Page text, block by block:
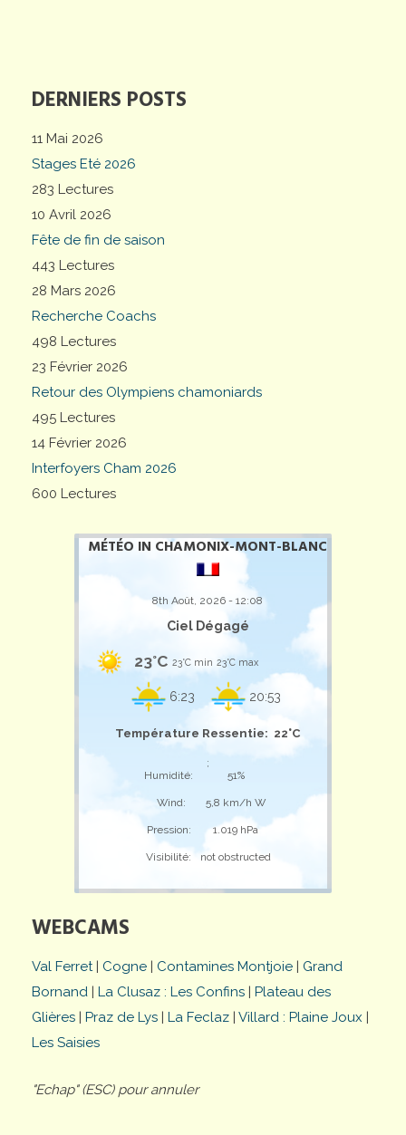
DERNIERS POSTS
11 Mai 2026
Stages Eté 2026
283 Lectures
10 Avril 2026
Fête de fin de saison
443 Lectures
28 Mars 2026
Recherche Coachs
498 Lectures
23 Février 2026
Retour des Olympiens chamoniards
495 Lectures
14 Février 2026
Interfoyers Cham 2026
600 Lectures
MÉTÉO IN CHAMONIX-MONT-BLANC
8th Août, 2026 - 12:08
Ciel Dégagé
23°C 23°C min 23°C max
6:23 20:53
Température Ressentie: 22°C
;
Humidité:
51%
Wind: 5,8 km/h W
Pression: 1.019 hPa
Visibilité: not obstructed
WEBCAMS
Val Ferret| Cogne | Contamines Montjoie | Grand
Bornand | La Clusaz : Les Confins | Plateau des
Glières | Praz de Lys | La Feclaz | Villard : Plaine Joux |
Les Saisies
"Echap" (ESC) pour annuler